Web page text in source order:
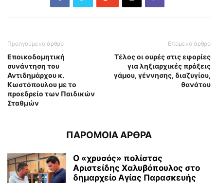
Προηγούμενο άρθρο
Εποικοδομητική
συνάντηση του
Αντιδημάρχου κ.
Κωστόπουλου με το
προεδρείο των Παιδικών
Σταθμών
Επόμενο άρθρο
Τέλος οι ουρές στις εφορίες
για ληξιαρχικές πράξεις
γάμου, γέννησης, διαζυγίου,
θανάτου
ΠΑΡΟΜΟΙΑ ΑΡΘΡΑ
Ο «χρυσός» πολίστας
Αριστείδης Χαλυβόπουλος στο
δημαρχείο Αγίας Παρασκευής